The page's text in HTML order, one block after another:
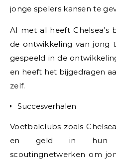
jonge spelers kansen te
Al met al heeft
de ontwikkeling van jong
gespeeld in de
en heeft het bijgedragen
zelf.
Succesverhalen
Voetbalclubs zoals
en geld in hun
scoutingnetwerken om